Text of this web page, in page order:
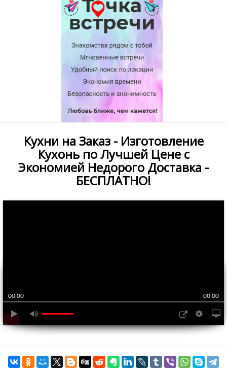
Кухни на Заказ - Изготовление
Кухонь по Лучшей Цене с
Экономией Недорого Доставка -
БЕСПЛАТНО!
00:00 00:00